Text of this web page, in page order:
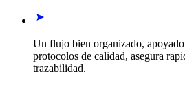
Un flujo bien organizado,
protocolos de calidad, asegura
trazabilidad.